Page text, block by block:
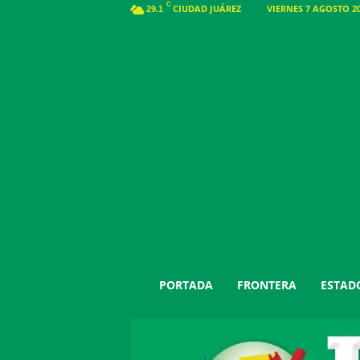
29.1 C CIUDAD JUÁREZ VIERNES 7 AGOSTO
PORTADA FRONTERA